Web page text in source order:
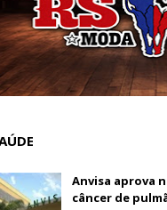
Anvisa aprova
câncer de